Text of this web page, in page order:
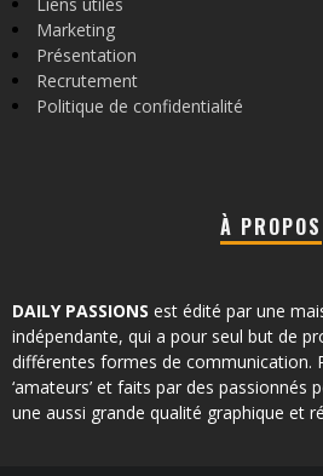
Marketing
Présentation
Recrutement
Politique de confidentialité
À PROPOS
DAILY PASSIONS est édité par une
indépendante, qui a pour seul but de
différentes formes de communication.
‘amateurs’ et faits par des passionnés
une aussi grande qualité graphique et